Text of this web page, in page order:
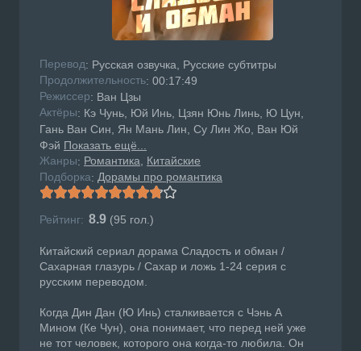
Перевод: Русская озвучка, Русские субтитры
Продолжительность: 00:17:49
Режисcер: Ван Цзы
Актёры: Кэ Чунь, Юй Инь, Цзян Юнь Линь, Ю Цун,
Гань Ван Син, Ян Мань Лин, Су Лин Жо, Ван Юй
Фэй Показать ещё...
Жанры: Романтика Китайские
Подборка: Дорамы про романтика
Рейтинг: 8.9 (95 гол.)
Китайский сериал дорама Сладость и обман /
Сахарная глазурь / Сахар и ложь 1-24 серия с
русским переводом.
Когда Дин Дан (Ю Инь) сталкивается с Чэнь А
Мином (Ке Чун), она понимает, что перед ней уже
не тот человек, которого она когда-то любила. Он